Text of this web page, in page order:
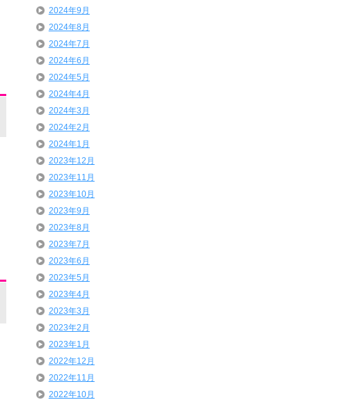
2024年9月
2024年8月
2024年7月
2024年6月
2024年5月
2024年4月
2024年3月
2024年2月
2024年1月
2023年12月
2023年11月
2023年10月
2023年9月
2023年8月
2023年7月
2023年6月
2023年5月
2023年4月
2023年3月
2023年2月
2023年1月
2022年12月
2022年11月
2022年10月